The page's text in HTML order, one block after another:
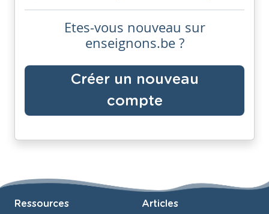
Etes-vous nouveau sur
enseignons.be ?
Créer un nouveau
compte
Ressources Articles